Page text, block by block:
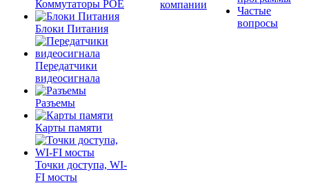
Коммутаторы POE
Блоки Питания
Передатчики
видеосигнала
Разъемы
Карты памяти
Точки доступа, WI-
FI мосты
компании
Частые
вопросы